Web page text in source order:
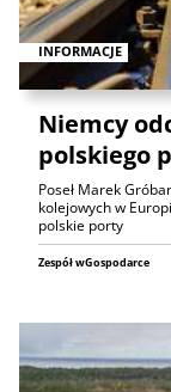
INFORMACJE
Niemcy
polskiego
Poseł Marek
kolejowych w
polskie porty
Zespół wGospodarce